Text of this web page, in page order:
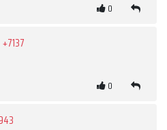
0
+7137
0